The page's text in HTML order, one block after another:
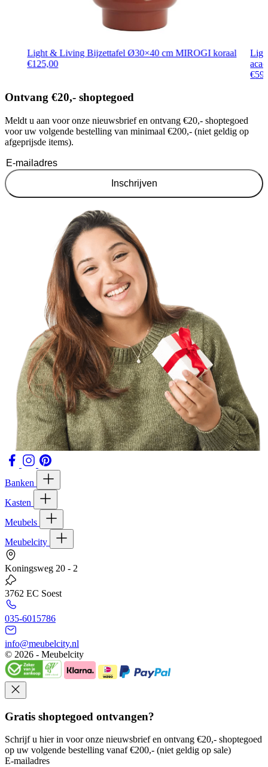
Light & Living Bijzettafel Ø30×40 cm MIROGI koraal
€125,00
€
Ontvang €20,- shoptegoed
Meldt u aan voor onze nieuwsbrief en ontvang €20,- shoptegoed
voor uw volgende bestelling van minimaal €200,- (niet geldig op
afgeprijsde items).
Inschrijven
Banken
Kasten
Meubels
Meubelcity
Koningsweg 20 - 2
3762 EC Soest
035-6015786
info@meubelcity.nl
© 2026 - Meubelcity
Gratis shoptegoed ontvangen?
Schrijf u hier in voor onze nieuwsbrief en ontvang €20,- shoptegoed
op uw volgende bestelling vanaf €200,- (niet geldig op sale)
E-mailadres